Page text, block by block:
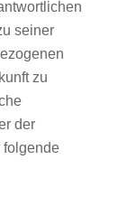
seiner
zu
der
folgende